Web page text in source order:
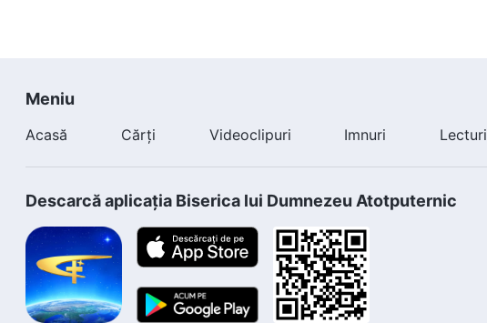
Meniu
Acasă Cărți Videoclipuri Imnuri Lecturi
Descarcă aplicația Biserica lui Dumnezeu Atotputernic